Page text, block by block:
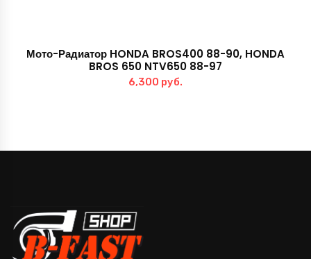
Мото-Радиатор HONDA BROS400 88-90, HONDA
BROS 650 NTV650 88-97
6,300 руб.